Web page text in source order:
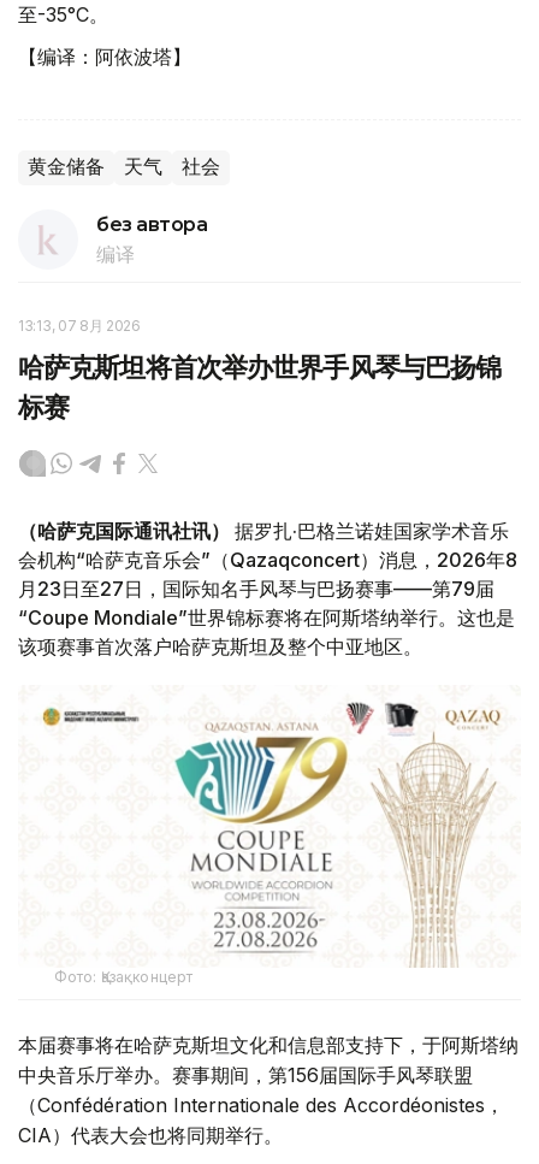
至-35°С。
【编译：阿依波塔】
黄金储备 天气 社会
без автора
编译
13:13, 07 8月 2026
哈萨克斯坦将首次举办世界手风琴与巴扬锦
标赛
（哈萨克国际通讯社讯）
据罗扎·巴格兰诺娃国家学术音乐
会机构“哈萨克音乐会”（Qazaqconcert）消息，2026年8
月23日至27日，国际知名手风琴与巴扬赛事——第79届
“Coupe Mondiale”世界锦标赛将在阿斯塔纳举行。这也是
该项赛事首次落户哈萨克斯坦及整个中亚地区。
Фото: Қазақконцерт
本届赛事将在哈萨克斯坦文化和信息部支持下，于阿斯塔纳
中央音乐厅举办。赛事期间，第156届国际手风琴联盟
（Confédération Internationale des Accordéonistes，
CIA）代表大会也将同期举行。